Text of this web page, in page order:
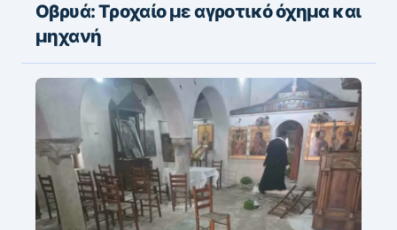
Οβρυά: Τροχαίο με αγροτικό όχημα και
μηχανή